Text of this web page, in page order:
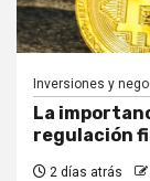
Inversiones y
La
regulación
2 días atrás